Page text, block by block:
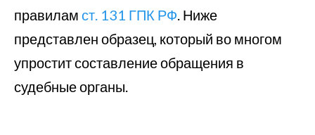
правилам ст. 131 ГПК РФ. Ниже
представлен образец, который во многом
упростит составление обращения в
судебные органы.